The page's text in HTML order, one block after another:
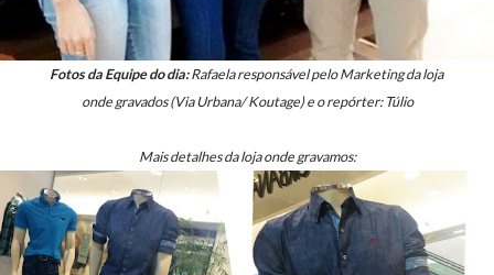
Fotos da Equipe do dia:Rafaela responsável pelo Marketing da loja
onde gravados (Via Urbana/ Koutage) e o repórter: Túlio
Mais detalhes da loja onde gravamos: